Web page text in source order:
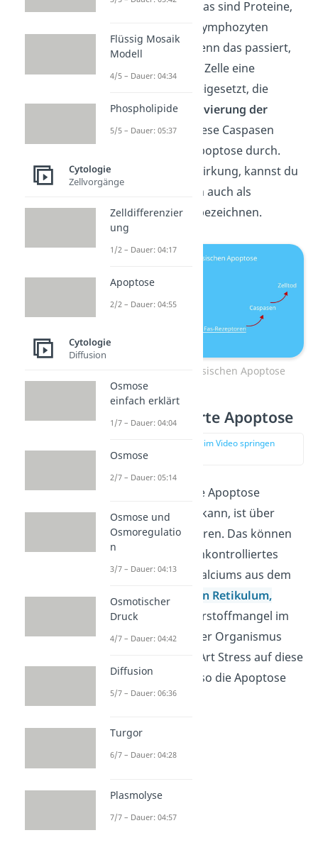
signal) befinden. Das sind Proteine,
an denen diese T-Lymphozyten
binden können. Wenn das passiert,
wird innerhalb der Zelle eine
freigesetzt, die
schließlich zur
Aktivierung der
Caspasenführt. Diese Caspasen
führen dann die Apoptose durch.
Aufgrund dieser Wirkung, kannst du
die Fas-Rezeptoren auch als
Todesrezeptoren
bezeichnen.
Ablauf der extrinsischen Apoptose
Stressinduzierte Apoptose
zur Stelle im Video springen
Der dritte Weg, wie Apoptose
ausgelöst werden kann, ist über
bestimmte Stressoren. Das können
zum Beispiel ein unkontrolliertes
Ausschütten des Calciums aus dem
Endoplasmatischen Retikulum,
Glucose- und Sauerstoffmangel im
Lebewesen sein. Der Organismus
reagiert mit einer Art Stress auf diese
Faktoren und löst so die Apoptose
aus.
Flüssig Mosaik
Modell
4/5 – Dauer: 04:34
Phospholipide
5/5 – Dauer: 05:37
Cytologie
Zellvorgänge
Zelldifferenzier
ung
1/2 – Dauer: 04:17
Apoptose
2/2 – Dauer: 04:55
Cytologie
Diffusion
Osmose
einfach erklärt
1/7 – Dauer: 04:04
Osmose
2/7 – Dauer: 05:14
Osmose und
Osmoregulatio
n
3/7 – Dauer: 04:13
Osmotischer
Druck
4/7 – Dauer: 04:42
Diffusion
5/7 – Dauer: 06:36
Turgor
6/7 – Dauer: 04:28
Plasmolyse
7/7 – Dauer: 04:57